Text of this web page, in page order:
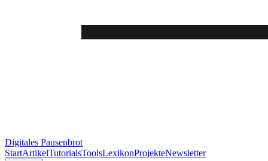
Digitales Pausenbrot
StartArtikelTutorialsToolsLexikonProjekteNewsletter